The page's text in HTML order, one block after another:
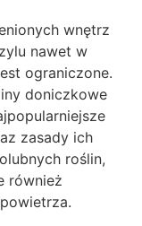
wnętrz
nawet w
ograniczone.
doniczkowe
zasady ich
roślin,
również